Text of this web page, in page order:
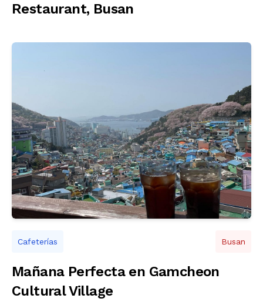
Restaurant, Busan
Cafeterías Busan
Mañana Perfecta en Gamcheon
Cultural Village